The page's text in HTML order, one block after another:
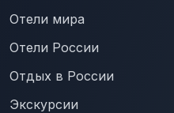
Отели мира
Отели России
Отдых в России
Экскурсии